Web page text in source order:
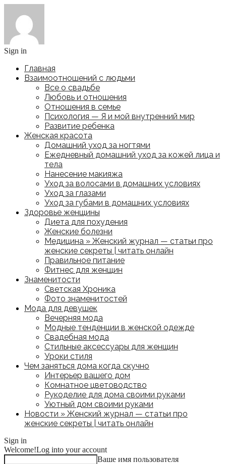
Sign in
Главная
Взаимоотношений с людьми
Все о свадьбе
Любовь и отношения
Отношения в семье
Психология — Я и мой внутренний мир
Развитие ребенка
Женская красота
Домашний уход за ногтями
Ежедневный домашний уход за кожей лица и
тела
Нанесение макияжа
Уход за волосами в домашних условиях
Уход за глазами
Уход за губами в домашних условиях
Здоровье женщины
Диета для похудения
Женские болезни
Медицина » Женский журнал — статьи про
женские секреты | читать онлайн
Правильное питание
Фитнес для женщин
Знаменитости
Светская Хроника
Фото знаменитостей
Мода для девушек
Вечерняя мода
Модные тенденции в женской одежде
Свадебная мода
Стильные аксессуары для женщин
Уроки стиля
Чем заняться дома когда скучно
Интерьер вашего дом
Комнатное цветоводство
Рукоделие для дома своими руками
Уютный дом своими руками
Новости » Женский журнал — статьи про
женские секреты | читать онлайн
Sign in
Welcome!Log into your account
Ваше имя пользователя